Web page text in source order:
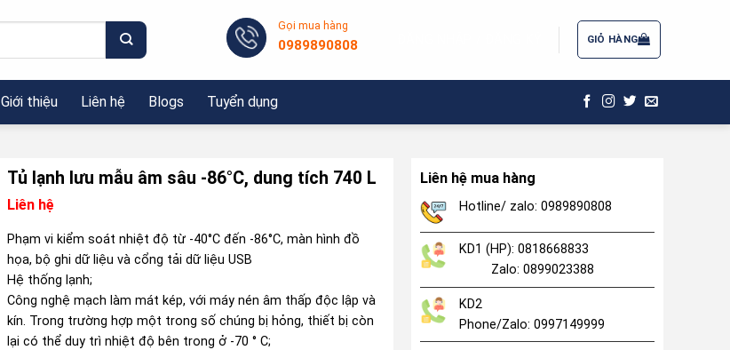
Gọi mua hàng
0989890808 GIỎ HÀNG
Giới thiệu Liên hệ Blogs Tuyển dụng
Tủ lạnh lưu mẫu âm sâu -86°C, dung tích 740 L
Liên hệ
Phạm vi kiểm soát nhiệt độ từ -40°C đến -86°C, màn hình đồ
họa, bộ ghi dữ liệu và cổng tải dữ liệu USB
Hệ thống lạnh;
Công nghệ mạch làm mát kép, với máy nén âm thấp độc lập và
kín. Trong trường hợp một trong số chúng bị hỏng, thiết bị còn
lại có thể duy trì nhiệt độ bên trong ở -70 ° C;
Liên hệ mua hàng
Hotline/ zalo: 0989890808
KD1 (HP): 0818668833
Zalo: 0899023388
KD2
Phone/Zalo: 0997149999